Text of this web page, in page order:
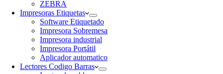
ZEBRA
Impresoras Etiquetas
Software Etiquetado
Impresora Sobremesa
Impresora industrial
Impresora Portátil
Aplicador automatico
Lectores Codigo Barras